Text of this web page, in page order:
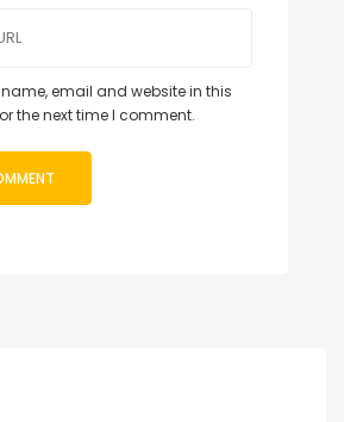
email and website in this
the next time I comment.